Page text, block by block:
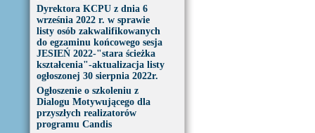
Dyrektora KCPU z dnia 6
września 2022 r. w sprawie
listy osób zakwalifikowanych
do egzaminu końcowego sesja
JESIEŃ 2022-"stara ścieżka
kształcenia"-aktualizacja listy
ogłoszonej 30 sierpnia 2022r.
Ogłoszenie o szkoleniu z
Dialogu Motywującego dla
przyszłych realizatorów
programu Candis